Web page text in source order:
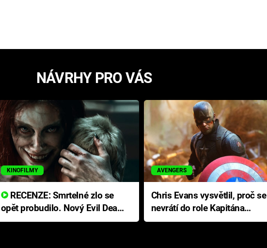
NÁVRHY PRO VÁS
KINOFILMY
RECENZE: Smrtelné zlo se
opět probudilo. Nový Evil Dead
přichází s neodolatelnou
AVENGERS
Chris Evans vysvětlil, proč se
nevrátí do role Kapitána
Ameriky